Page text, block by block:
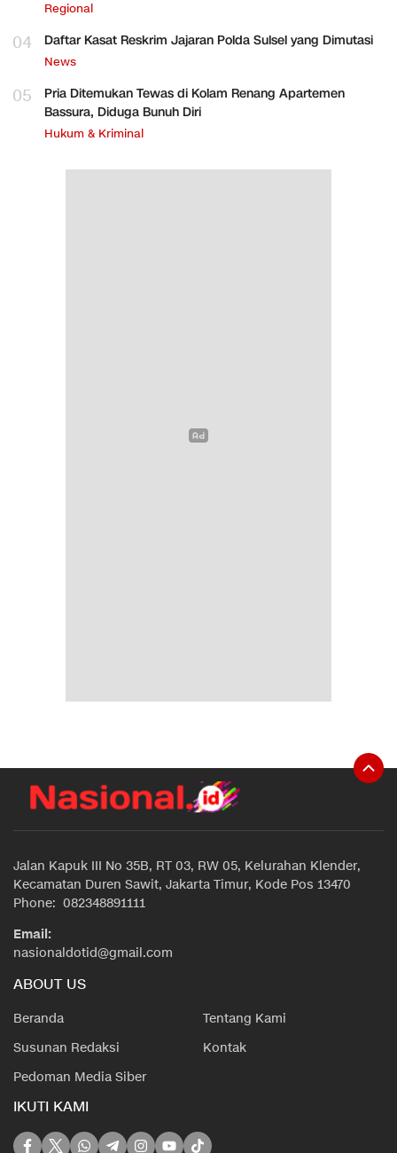
Regional
04 Daftar Kasat Reskrim Jajaran Polda Sulsel yang Dimutasi
News
05
Pria Ditemukan Tewas di Kolam Renang Apartemen
Bassura, Diduga Bunuh Diri
Hukum & Kriminal
Jalan Kapuk III No 35B, RT 03, RW 05, Kelurahan Klender,
Kecamatan Duren Sawit, Jakarta Timur, Kode Pos 13470
Phone: 082348891111
Email:
nasionaldotid@gmail.com
ABOUT US
Beranda
Tentang Kami
Susunan Redaksi
Kontak
Pedoman Media Siber
IKUTI KAMI